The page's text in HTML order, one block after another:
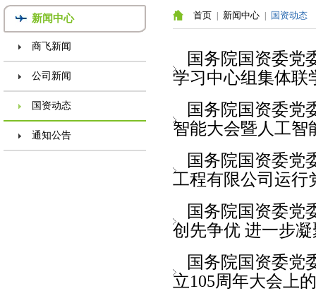
新闻中心
商飞新闻
公司新闻
国资动态
通知公告
首页 新闻中心 国资动态
国务院国资委党
学习中心组集体联
国务院国资委党
智能大会暨人工智
国务院国资委党
工程有限公司运行
国务院国资委党
创先争优 进一步
国务院国资委党
立105周年大会上